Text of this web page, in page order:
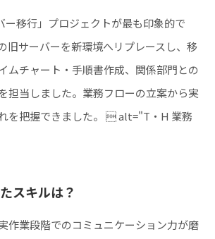
ー移行」プロジェクトが最も印象的で
旧サーバーを新環境へリプレースし、移
ムチャート・手順書作成、関係部門との
担当しました。業務フローの立案から実
を把握できました。  alt="T・H 業務
スキルは？
作業段階でのコミュニケーション力が磨